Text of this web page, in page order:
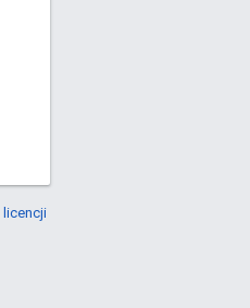
licencji